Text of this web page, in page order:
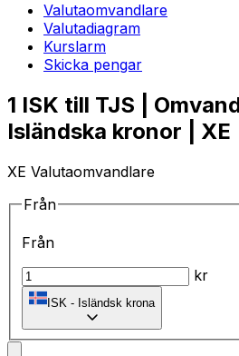
Valutaomvandlare
Valutadiagram
Kurslarm
Skicka pengar
1 ISK till TJS |
Isländska kronor | XE
XE Valutaomvandlare
Från
Från
kr
ISK - Isländsk krona